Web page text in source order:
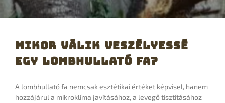
Mikor válik veszélyessé
egy lombhullató fa?
A lombhullató fa nemcsak esztétikai értéket képvisel, hanem
hozzájárul a mikroklíma javításához, a levegő tisztításához